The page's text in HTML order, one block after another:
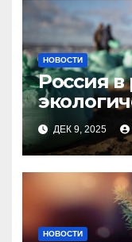
НОВОСТИ
Россия
ДЕК 9, 2025
НОВОСТИ